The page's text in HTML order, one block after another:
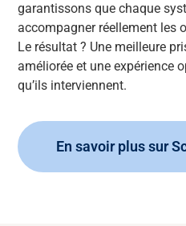
garantissons que chaque
accompagner réellement les
Le résultat ? Une meilleure
améliorée et une expérience
qu’ils interviennent.
En savoir plus sur